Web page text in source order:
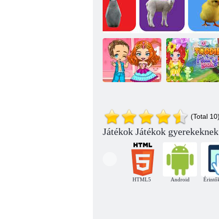
Bébi állat
Szőke chibbi
divatbemutató
Toddie tündér
megjelenés
(Total 10)
Játékok Játékok
HTML5 Android